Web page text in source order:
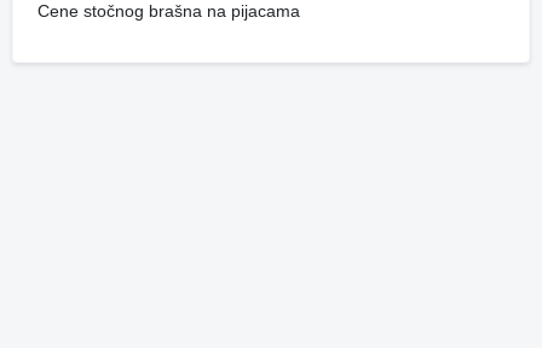
Cene stočnog brašna na pijacama